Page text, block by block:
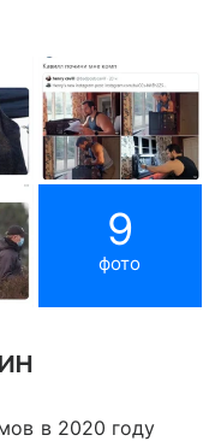
9
фото
в 2020 году